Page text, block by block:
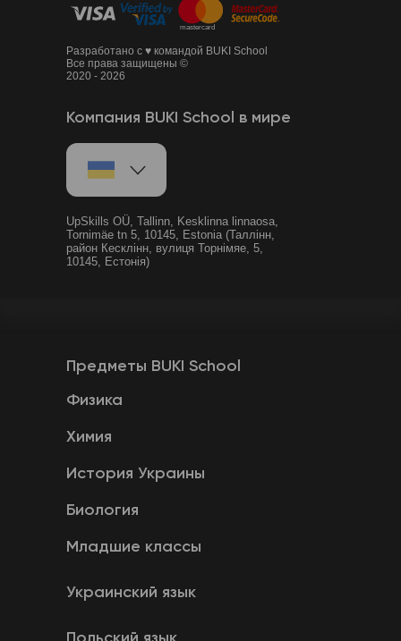
Разработано с ♥ командой BUKI School
Все права защищены ©
2020 - 2026
Компания BUKI School в мире
UpSkills OÜ, Tallinn, Kesklinna linnaosa,
Tornimäe tn 5, 10145, Estonia (Таллінн,
район Кесклінн, вулиця Торнімяе, 5,
10145, Естонія)
Предметы BUKI School
Физика
Химия
История Украины
Биология
Младшие классы
Украинский язык